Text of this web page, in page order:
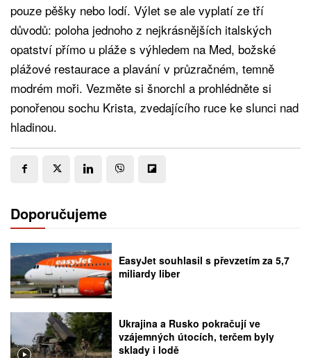
pouze pěšky nebo lodí. Výlet se ale vyplatí ze tří
důvodů: poloha jednoho z nejkrásnějších italských
opatství přímo u pláže s výhledem na Med, božské
plážové restaurace a plavání v průzračném, temně
modrém moři. Vezměte si šnorchl a prohlédněte si
ponořenou sochu Krista, zvedajícího ruce ke slunci nad
hladinou.
Doporučujeme
EasyJet souhlasil s převzetím za 5,7
miliardy liber
Ukrajina a Rusko pokračují ve
vzájemných útocích, terčem byly
sklady i lodě